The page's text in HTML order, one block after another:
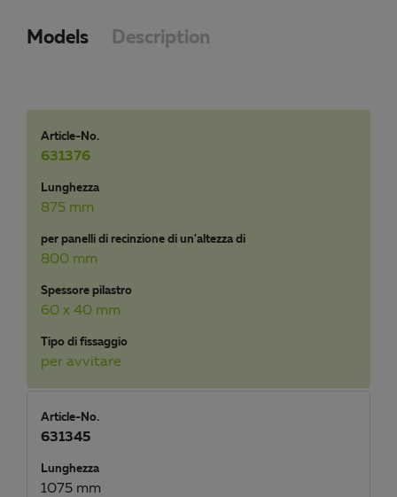
Models Description
Article-No.
631376
Lunghezza
875 mm
per panelli di recinzione di un'altezza di
800 mm
Spessore pilastro
60 x 40 mm
Tipo di fissaggio
per avvitare
Article-No.
631345
Lunghezza
1075 mm